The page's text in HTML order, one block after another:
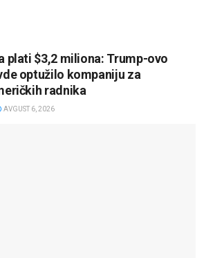
plati $3,2 miliona: Trump-ovo
optužilo kompaniju za
radnika
AVGUST 6, 2026